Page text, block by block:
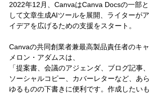
2022年12月、CanvaはCanva Docsの一部と
して文章生成AIツールを展開、ライターがア
イデアを広げるための支援をスタート。
Canvaの共同創業者兼最高製品責任者のキャ
メロン・アダムスは、
「提案書、会議のアジェンダ、ブログ記事、
ソーシャルコピー、カバーレターなど、あら
ゆるものの下書きに便利です。作成したいも